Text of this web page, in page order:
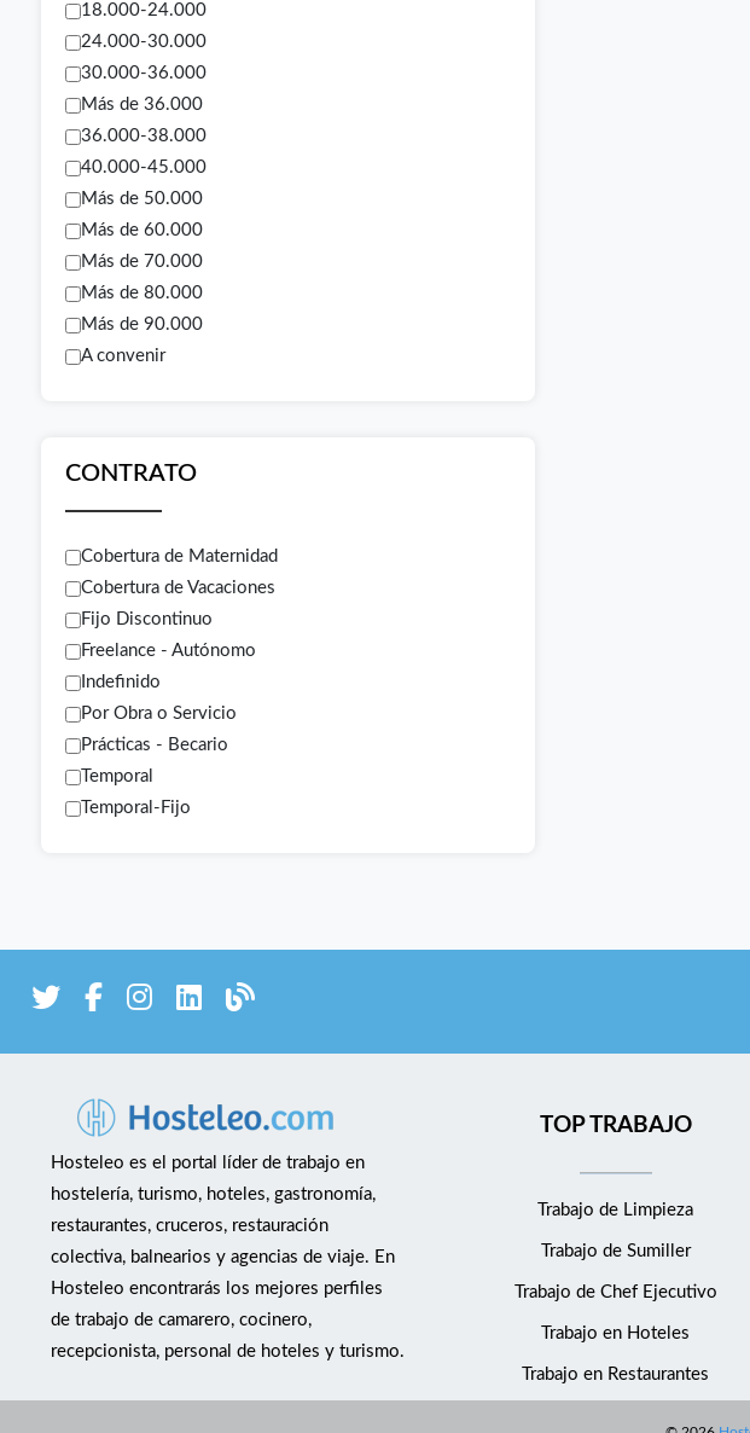
18.000-24.000
24.000-30.000
30.000-36.000
Más de 36.000
36.000-38.000
40.000-45.000
Más de 50.000
Más de 60.000
Más de 70.000
Más de 80.000
Más de 90.000
A convenir
CONTRATO
Cobertura de Maternidad
Cobertura de Vacaciones
Fijo Discontinuo
Freelance - Autónomo
Indefinido
Por Obra o Servicio
Prácticas - Becario
Temporal
Temporal-Fijo
Hosteleo es el portal líder de trabajo en
hostelería, turismo, hoteles, gastronomía,
restaurantes, cruceros, restauración
colectiva, balnearios y agencias de viaje. En
Hosteleo encontrarás los mejores perfiles
de trabajo de camarero, cocinero,
recepcionista, personal de hoteles y turismo.
TOP TRABAJO
Trabajo de Limpieza
Trabajo de Sumiller
Trabajo de Chef Ejecutivo
Trabajo en Hoteles
Trabajo en Restaurantes